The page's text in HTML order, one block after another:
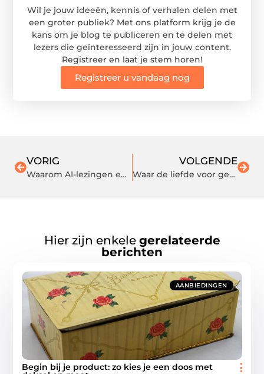
Wil je jouw ideeën, kennis of verhalen delen met
een groter publiek? Met ons platform krijg je de
kans om je blog te publiceren en te delen met
lezers die geïnteresseerd zijn in jouw content.
Registreer en laat je stem horen!
Registreer u vandaag nog
VORIG
Waarom AI-lezingen een must zijn voor de toekomst van technologie
VOLGENDE
Waar de liefde voor gebakken uitjes vandaan komt
Hier zijn enkele gerelateerde
berichten
AANBIEDINGEN
Begin bij je product: zo kies je een doos met